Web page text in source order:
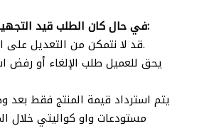
في حال كان الطلب قيد التجهيز أو جاهزًا للشحن:
قد لا نتمكن من التعديل على الطلب أو المنتجات.
يحق للعميل طلب الإلغاء أو رفض
يتم استرداد قيمة المنتج فقط بعد
مستودعات واو كواليتي خلال